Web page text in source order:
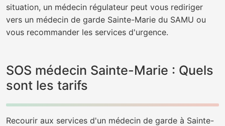
situation, un médecin régulateur peut vous rediriger
vers un médecin de garde Sainte-Marie du SAMU ou
vous recommander les services d'urgence.
SOS médecin Sainte-Marie : Quels
sont les tarifs
Recourir aux services d'un médecin de garde à Sainte-